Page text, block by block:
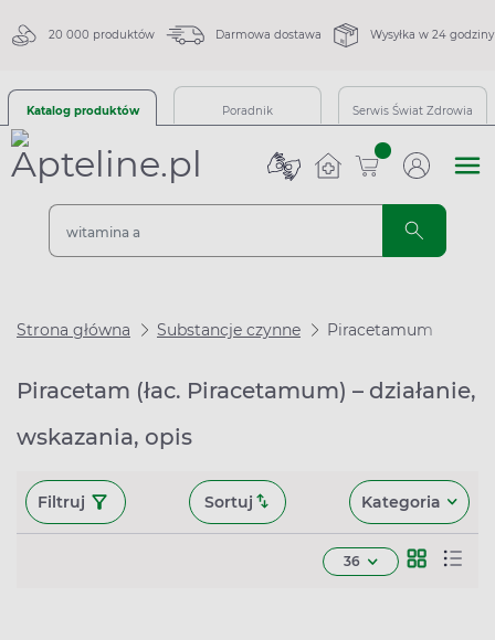
20 000 produktów Darmowa dostawa Wysyłka w 24 godziny
Katalog produktów Poradnik Serwis Świat Zdrowia
sztuk
Strona główna Substancje czynne Piracetamum
Piracetam (łac. Piracetamum) – działanie,
wskazania, opis
Filtruj Sortuj Kategoria
36